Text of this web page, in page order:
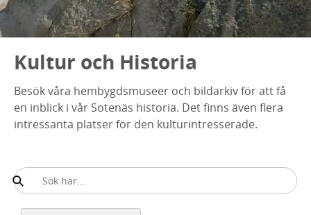
Kultur och Historia
Besök våra hembygdsmuseer och bildarkiv för att få
en inblick i vår Sotenäs historia. Det finns även flera
intressanta platser för den kulturintresserade.